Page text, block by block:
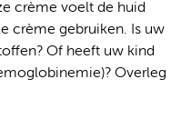
crème voelt de huid
crème gebruiken. Is uw
Of heeft uw kind
Overleg